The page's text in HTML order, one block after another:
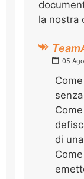
la nostra
05
di